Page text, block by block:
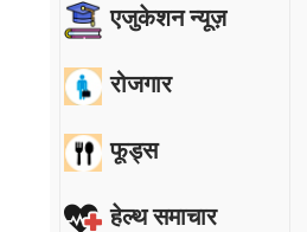
एजुकेशन न्यूज़
रोजगार
फूड्स
हेल्थ समाचार